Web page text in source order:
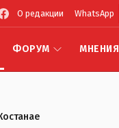
О редакции WhatsApp
ФОРУМ МНЕНИЯ